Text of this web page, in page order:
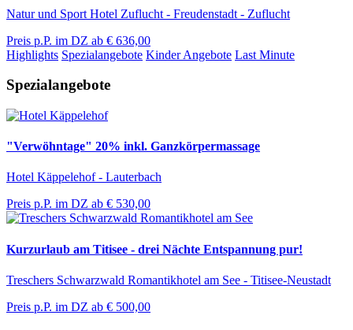
Natur und Sport Hotel Zuflucht - Freudenstadt - Zuflucht
Preis p.P. im DZ ab € 636,00
Highlights Spezialangebote Kinder Angebote Last Minute
Spezialangebote
"Verwöhntage" 20% inkl. Ganzkörpermassage
Hotel Käppelehof - Lauterbach
Preis p.P. im DZ ab € 530,00
Kurzurlaub am Titisee - drei Nächte Entspannung pur!
Treschers Schwarzwald Romantikhotel am See - Titisee-Neustadt
Preis p.P. im DZ ab € 500,00